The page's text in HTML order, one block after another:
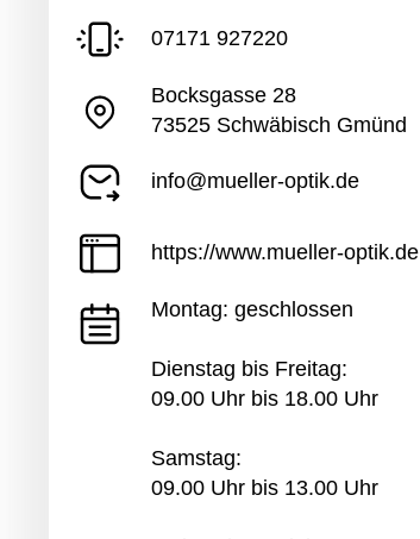
07171 927220
Bocksgasse 28
73525 Schwäbisch Gmünd
info@mueller-optik.de
https://www.mueller-optik.de
Montag: geschlossen
Dienstag bis Freitag:
09.00 Uhr bis 18.00 Uhr
Samstag:
09.00 Uhr bis 13.00 Uhr